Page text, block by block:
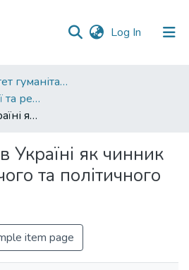
Log In (current)
001. Факультет гуманітарних наук
Кафедра філософії та релігієзнавства
Історія релігії в Україні як чинник культуротворчого та політичного процесу
в Україні як чинник
та політичного
item page